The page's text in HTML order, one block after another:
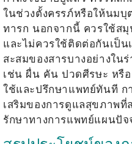
ในช่วงตั้งครรภ์หรือให้นมบุ
ทารก นอกจากนี้ ควรใช้ส
และไม่ควรใช้ติดต่อกันเป็
สะสมของสารบางอย่างใน
เช่น ผื่น คัน ปวดศีรษะ หรื
ใช้และปรึกษาแพทย์ทันที ก
เสริมของการดูแลสุขภาพ
รักษาทางการแพทย์แผนปั